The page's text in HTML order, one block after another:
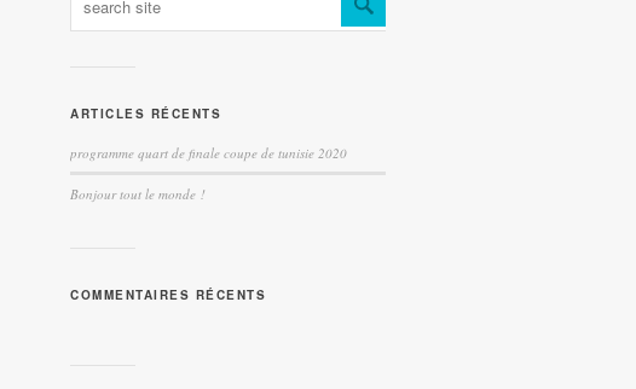
ARTICLES RÉCENTS
programme quart de finale coupe de tunisie 2020
Bonjour tout le monde !
COMMENTAIRES RÉCENTS